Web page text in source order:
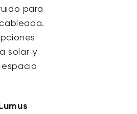
para
solar y